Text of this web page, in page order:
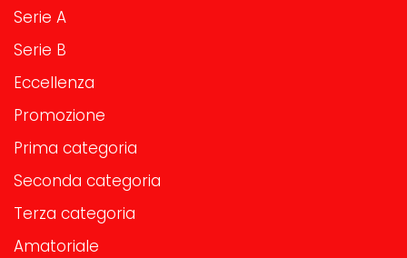
Serie A
Serie B
Eccellenza
Promozione
Prima categoria
Seconda categoria
Terza categoria
Amatoriale